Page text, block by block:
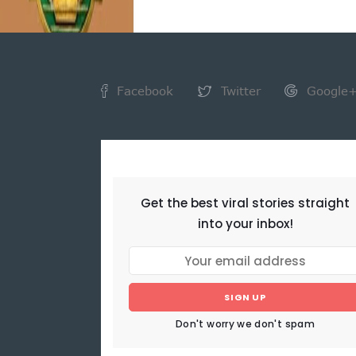
Facebook Twitter Google+
Get the best viral stories straight
into your inbox!
SIGN UP
Don't worry we don't spam